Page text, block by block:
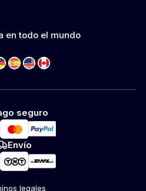
en todo el mundo
seguro
Envío
legales